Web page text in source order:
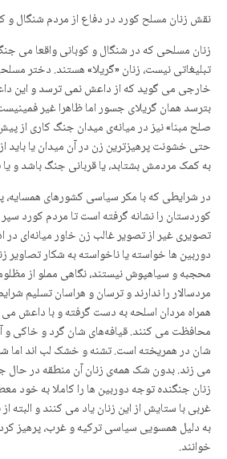
نقش زنان مسلح کورد در دفاع از مردم شنگال و
زنان مسلحی کە در شنگال و کوبانی واقعا می
تبلیغاتی نیست، زنان «گریلا» هستند. دختر
خارجی می گوید کە از داعش نمی ترسد و این
بترسد همان گریلای جسور اما ظاهرا غیر
صلح مبنا» نیز در میانەی میدان جنگ کاری از
حتی خشونت پرهیزترین زن در آن میدان یا باید
بە کمک مردمش بشتابد، یا قربانی جنگ باشد و یا
در شرایطی کە با مکر سیاسی کشورهای
کوردستان را نشانە گرفتە است تا مردم کورد سپر
تصویری غیر از تصویر غالب زن خاور میانەای در
دوربین ها خواستە یا ناخواستە بە شکار تصاویر
محجبە و سیاهپوش نیستند، نگاهی مملو از
مردسالار را ندارند و ترسان و هراسان تسلیم
همراه مردان اسلحە به دست گرفتە و با داعش
محافظت می کنند. قیافەهای شان گرد و خاکی
شان در همریختە است. تشنە و خشک لب اند اما
می زند. بدون شک همەی زنان آن منطقە در حال
زنان جنگندە توجە دوربین ها را کاملا به خود
غربی با ستایش از این زنان یاد می کنند و البتە
به دلیل همسویی سیاسی ترکیە و غرب، پرهیز
خوانند.